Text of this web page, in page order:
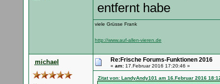
entfernt habe
viele Grüsse Frank
http://www.auf-allen-vieren.de
michael Re:Frische Forums-Funktionen 2016
« am:17.Februar 2016 17:20:46 »
Zitat von: LandyAndy101 am 16.Februar 2016